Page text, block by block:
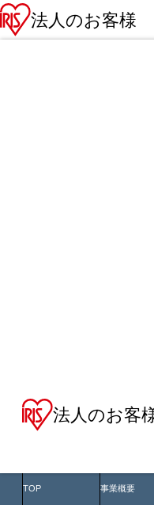
法人のお客様
法人のお客
TOP 事業概要